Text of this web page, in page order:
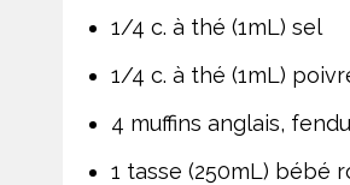
1/4 c. à thé (1mL) sel
1/4 c. à thé (1mL)
4 muffins anglais,
1 tasse (250mL) bébé